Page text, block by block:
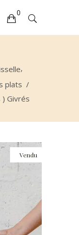
0
,
plats /
Givrés
Vendu